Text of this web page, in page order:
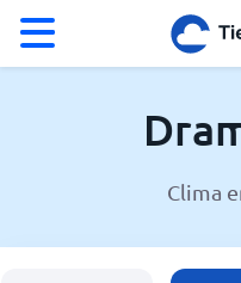
El clima en Drammen
Clima